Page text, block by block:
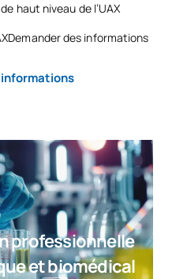
haut niveau de l’UAX
des informations
informations
professionnelle
et biomédical